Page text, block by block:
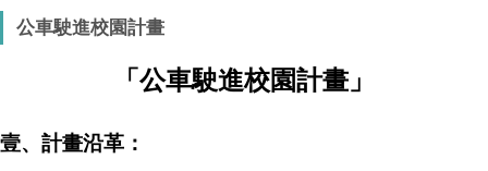
公車駛進校園計畫
「公車駛進校園計畫」
壹、計畫沿革：